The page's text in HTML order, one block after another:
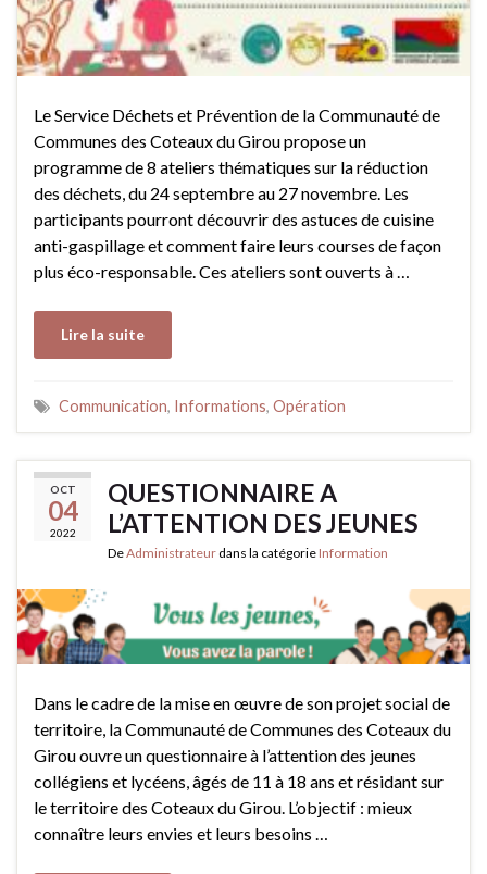
Le Service Déchets et Prévention de la Communauté de
Communes des Coteaux du Girou propose un
programme de 8 ateliers thématiques sur la réduction
des déchets, du 24 septembre au 27 novembre. Les
participants pourront découvrir des astuces de cuisine
anti-gaspillage et comment faire leurs courses de façon
plus éco-responsable. Ces ateliers sont ouverts à …
Lire la suite
Communication, Informations, Opération
OCT
04
2022
QUESTIONNAIRE A
L’ATTENTION DES JEUNES
DeAdministrateur dans la catégorie Information
Dans le cadre de la mise en œuvre de son projet social de
territoire, la Communauté de Communes des Coteaux du
Girou ouvre un questionnaire à l’attention des jeunes
collégiens et lycéens, âgés de 11 à 18 ans et résidant sur
le territoire des Coteaux du Girou. L’objectif : mieux
connaître leurs envies et leurs besoins …